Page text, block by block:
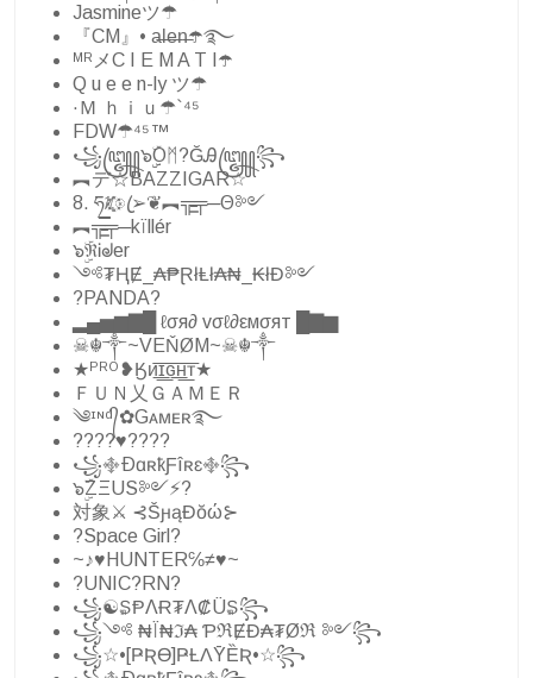
Jasmineツ☂
『CM』• a̶l̶e̶n̶☂️࿐
ᴹᴿメC I E M A T I☂️
Q u e e n-ly ツ☂
·Ｍ ｈｉｕ☂`⁴⁵
FDW☂⁴⁵™
꧁꧅๖ۣۣۜOᛗ?ĞᎯ꧅꧂
︻デ☆BAZZIGAR☆
8. ཧᜰ꙰ꦿ➢❦︻╦̵̵͇╤─Θ༻
︻╦̵̵͇̿̿̿̿╤─kïllér
๖ۣۜℜᎥᖙer
༺₮ⱧɆ_₳₱ⱤłⱠł₳₦_₭łĐ༻
?PANDA?
▂▄▅▆▇█ ℓσя∂ vσℓ∂εмσят █▇▆
☠︎☬༒~VEŇØM~☠︎☬༒
★ᴾᴿᴼ❥Ӄᴎ͟͞ɪ͟͞ԍ͟͞ʜ͟͞ᴛ★
ＦＵＮ乂ＧＡＭＥＲ
༄ᶦᶰᵈ᭄✿Gᴀᴍᴇʀ࿐
????♥︎????
꧁࿇ÐɑʀҟƑîʀɛ࿇꧂
๖ۣۜZΞUS༻⚡️?
対象⚔ ⊰ŠԩąƉŏώ⊱
?Space Girl?
~♪♥HUNTER℅≠♥~
?UNIC?RN?
꧁☯₷ⱣΛɌ₮Λ₡Ü₷꧂
꧁༺ ₦Ї₦ℑ₳ ƤℜɆĐ₳₮Øℜ ༻꧂
꧁☆•[ҎƦƟ]ҎȽɅȲȄƦ•☆꧂